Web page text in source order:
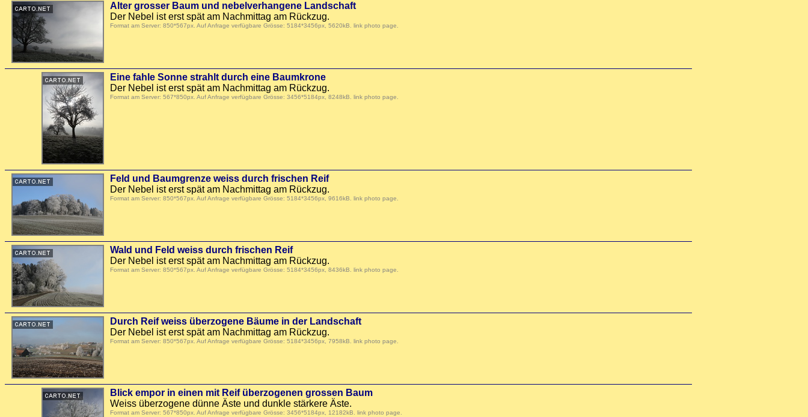
Alter grosser Baum und nebelverhangene Landschaft
Der Nebel ist erst spät am Nachmittag am Rückzug.
Format am Server: 850*567px. Auf Anfrage verfügbare Grösse: 5184*3456px, 5620kB. link photo page
Eine fahle Sonne strahlt durch eine Baumkrone
Der Nebel ist erst spät am Nachmittag am Rückzug.
Format am Server: 567*850px. Auf Anfrage verfügbare Grösse: 3456*5184px, 8248kB. link photo page
Feld und Baumgrenze weiss durch frischen Reif
Der Nebel ist erst spät am Nachmittag am Rückzug.
Format am Server: 850*567px. Auf Anfrage verfügbare Grösse: 5184*3456px, 9616kB. link photo page
Wald und Feld weiss durch frischen Reif
Der Nebel ist erst spät am Nachmittag am Rückzug.
Format am Server: 850*567px. Auf Anfrage verfügbare Grösse: 5184*3456px, 8436kB. link photo page
Durch Reif weiss überzogene Bäume in der Landschaft
Der Nebel ist erst spät am Nachmittag am Rückzug.
Format am Server: 850*567px. Auf Anfrage verfügbare Grösse: 5184*3456px, 7958kB. link photo page
Blick empor in einen mit Reif überzogenen grossen Baum
Weiss überzogene dünne Äste und dunkle stärkere Äste.
Format am Server: 567*850px. Auf Anfrage verfügbare Grösse: 3456*5184px, 12182kB. link photo page